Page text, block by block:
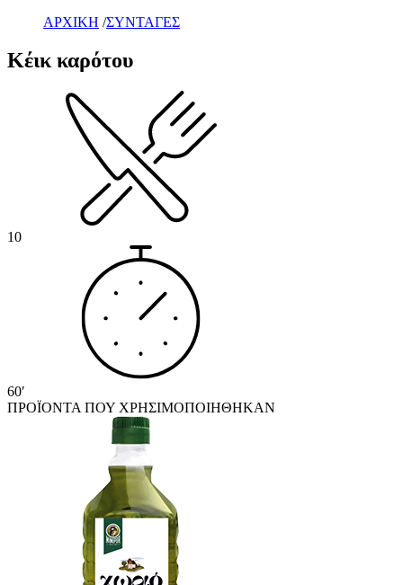
ΑΡΧΙΚΗ /ΣΥΝΤΑΓΕΣ
Κέικ καρότου
10
60′
ΠΡΟΪΟΝΤΑ ΠΟΥ ΧΡΗΣΙΜΟΠΟΙΗΘΗΚΑΝ